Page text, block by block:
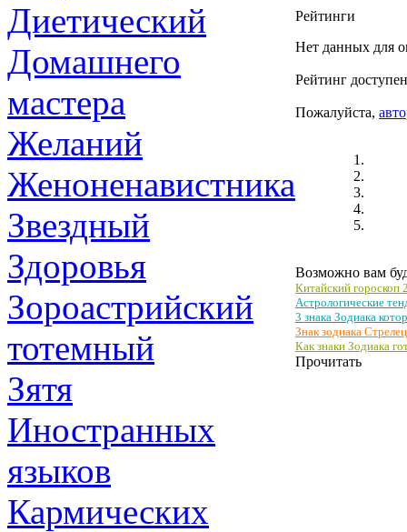
Диетический
Домашнего
мастера
Желаний
Женоненавистника
Звездный
Здоровья
Зороастрийский
тотемный
Зятя
Иностранных
языков
Кармических
Рейтинги
Нет данных для
Рейтинг
Пожалуйста,
Возможно вам
Китайский гороскоп
Астрологические
3 знака Зодиака
Знак зодиака
Как знаки Зодиака
Прочитать